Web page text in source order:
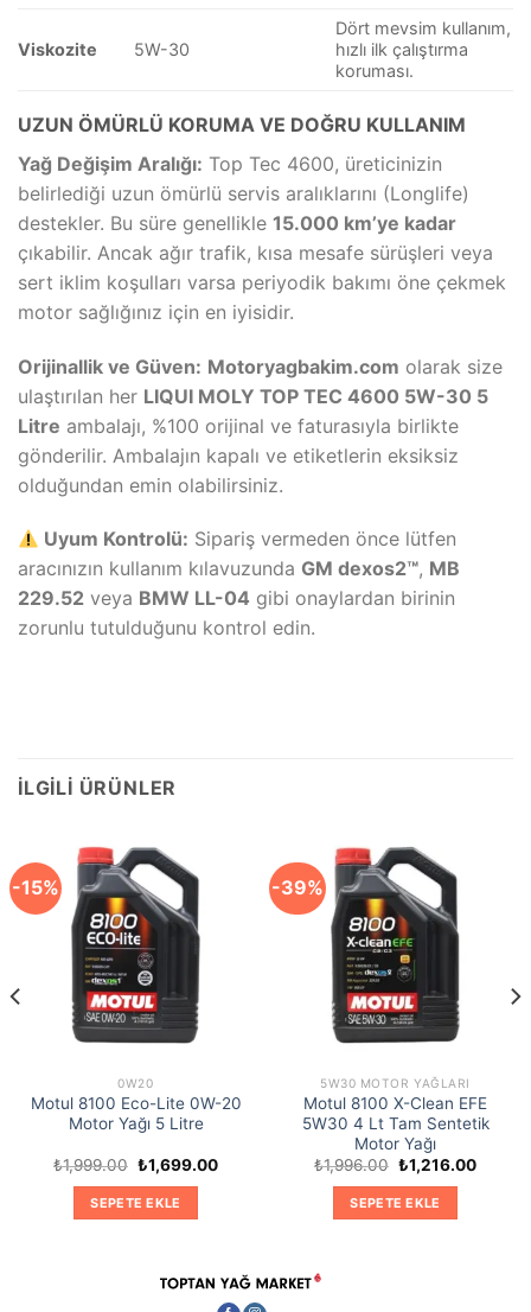
Viskozite 5W-30
Dört mevsim kullanım,
hızlı ilk çalıştırma
koruması.
UZUN ÖMÜRLÜ KORUMA VE DOĞRU KULLANIM
Yağ Değişim Aralığı: Top Tec 4600, üreticinizin
belirlediği uzun ömürlü servis aralıklarını (Longlife)
destekler. Bu süre genellikle 15.000 km’ye kadar
çıkabilir. Ancak ağır trafik, kısa mesafe sürüşleri veya
sert iklim koşulları varsa periyodik bakımı öne çekmek
motor sağlığınız için en iyisidir.
Orijinallik ve Güven: Motoryagbakim.com olarak size
ulaştırılan her LIQUI MOLY TOP TEC 4600 5W-30 5
Litre ambalajı, %100 orijinal ve faturasıyla birlikte
gönderilir. Ambalajın kapalı ve etiketlerin eksiksiz
olduğundan emin olabilirsiniz.
Uyum Kontrolü: Sipariş vermeden önce lütfen
aracınızın kullanım kılavuzunda GM dexos2™, MB
229.52 veya BMW LL-04 gibi onaylardan birinin
zorunlu tutulduğunu kontrol edin.
İLGILI ÜRÜNLER
-15%
0W20
Motul 8100 Eco-Lite 0W-20
Motor Yağı 5 Litre
₺1,999.00 Orijinal
fiyat:
₺1,999.00.
₺1,699.00Şu
SEPETE EKLE
-39%
5W30 MOTOR YAĞLARI
Motul 8100 X-Clean EFE
5W30 4 Lt Tam Sentetik
Motor Yağı
₺1,996.00 Orijinal
fiyat:
₺1,996.00.
₺1,216.00Şu
SEPETE EKLE